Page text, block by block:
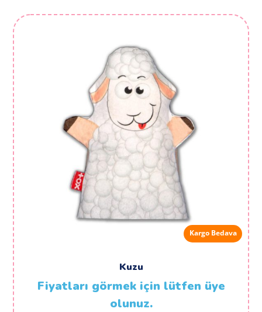
Kargo Bedava
Kuzu
Fiyatları görmek için lütfen üye
olunuz.